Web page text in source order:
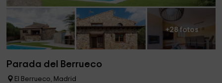
+28 fotos
Parada del Berrueco
El Berrueco, Madrid